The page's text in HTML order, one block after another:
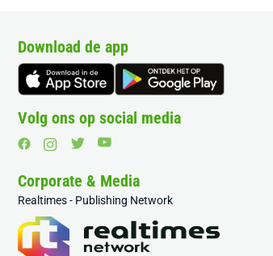
Download de app
Volg ons op social media
Corporate & Media
Realtimes - Publishing Network